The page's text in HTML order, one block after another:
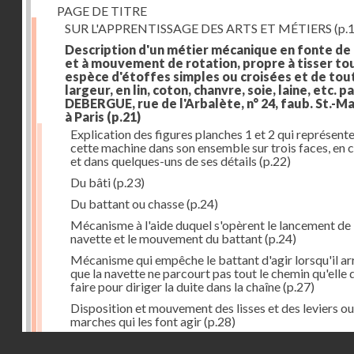
PAGE DE TITRE
SUR L'APPRENTISSAGE DES ARTS ET MÉTIERS
Description d'un métier mécanique en fonte
et à mouvement de rotation, propre à tisser
espèce d'étoffes simples ou croisées et de
largeur, en lin, coton, chanvre, soie, laine, etc.
DEBERGUE, rue de l'Arbalète, n° 24, faub. St.-
à Paris (p.21)
Explication des figures planches 1 et 2 qui
cette machine dans son ensemble sur trois faces, en
et dans quelques-uns de ses détails (p.22)
Du bâti(p.23)
Du battant ou chasse(p.24)
Mécanisme à l'aide duquel s'opèrent le lancement de
navette et le mouvement du battant(p.24)
Mécanisme qui empêche le battant d'agir lorsqu'il
que la navette ne parcourt pas tout le chemin qu'elle
faire pour diriger la duite dans la chaîne(p.27)
Disposition et mouvement des lisses et des leviers ou
marches qui les font agir(p.28)